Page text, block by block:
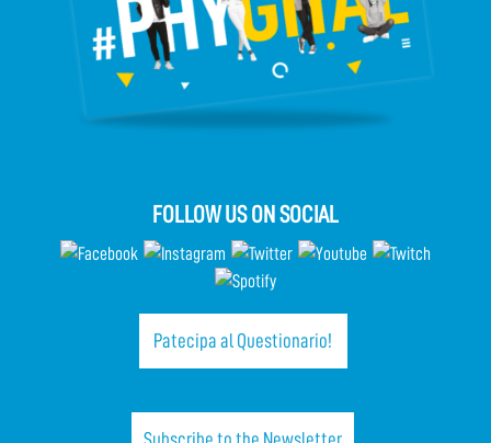
FOLLOW US ON SOCIAL
Patecipa al Questionario!